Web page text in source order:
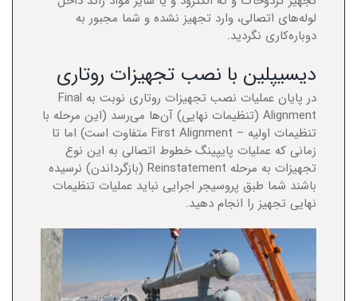
لوله‌های اتصالی، وارد تجهیز نشده و شما مجبور به
دوباره‌کاری نگردید.
دیسیپلین با نصب تجهیزات روتاری
در پایان عملیات نصب تجهیزات روتاری نوبت به Final
Alignment (تنظیمات نهایی) آن‌ها می‌رسد (این مرحله با
تنظیمات اولیه – First Alignment متفاوت است) اما تا
زمانی که عملیات پایپینگ خطوط اتصالی به این نوع
تجهیزات به مرحله Reinstatement (بازگرداندن) نرسیده
باشند شما طبق پروسیجر اجرایی نباید عملیات تنظیمات
نهایی تجهیز را انجام دهید.